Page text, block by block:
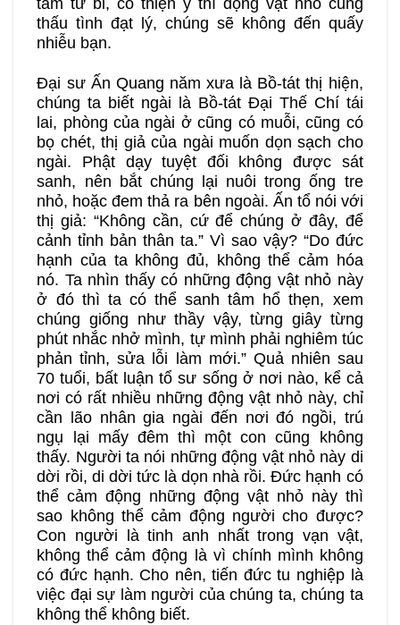
tâm từ bi, có thiện ý thì động vật nhỏ cũng
thấu tình đạt lý, chúng sẽ không đến quấy
nhiễu bạn.
Đại sư Ấn Quang năm xưa là Bồ-tát thị hiện,
chúng ta biết ngài là Bồ-tát Đại Thế Chí tái
lai, phòng của ngài ở cũng có muỗi, cũng có
bọ chét, thị giả của ngài muốn dọn sạch cho
ngài. Phật dạy tuyệt đối không được sát
sanh, nên bắt chúng lại nuôi trong ống tre
nhỏ, hoặc đem thả ra bên ngoài. Ấn tổ nói với
thị giả: “Không cần, cứ để chúng ở đây, để
cảnh tỉnh bản thân ta.” Vì sao vậy? “Do đức
hạnh của ta không đủ, không thể cảm hóa
nó. Ta nhìn thấy có những động vật nhỏ này
ở đó thì ta có thể sanh tâm hổ thẹn, xem
chúng giống như thầy vậy, từng giây từng
phút nhắc nhở mình, tự mình phải nghiêm túc
phản tỉnh, sửa lỗi làm mới.” Quả nhiên sau
70 tuổi, bất luận tổ sư sống ở nơi nào, kể cả
nơi có rất nhiều những động vật nhỏ này, chỉ
cần lão nhân gia ngài đến nơi đó ngồi, trú
ngụ lại mấy đêm thì một con cũng không
thấy. Người ta nói những động vật nhỏ này di
dời rồi, di dời tức là dọn nhà rồi. Đức hạnh có
thể cảm động những động vật nhỏ này thì
sao không thể cảm động người cho được?
Con người là tinh anh nhất trong vạn vật,
không thể cảm động là vì chính mình không
có đức hạnh. Cho nên, tiến đức tu nghiệp là
việc đại sự làm người của chúng ta, chúng ta
không thể không biết.